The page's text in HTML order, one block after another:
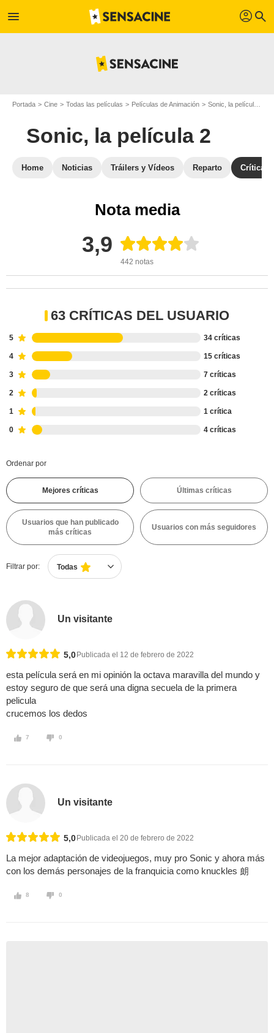
menu profil search
Portada Cine Todas las películas Películas de Animación Sonic, la película 2
Sonic, la película 2
Home Noticias Tráilers y Vídeos Reparto Críticas
Nota media
3,9
442 notas
63 CRÍTICAS DEL USUARIO
5 34 críticas
4 15 críticas
3 7 críticas
2 2 críticas
1 1 crítica
0 4 críticas
Ordenar por
Mejores críticas Últimas críticas
Usuarios que han publicado
más críticas
Usuarios con más seguidores
Filtrar por: Todas
Un visitante
5,0 Publicada el 12 de febrero de 2022
esta película será en mi opinión la octava maravilla del mundo y
estoy seguro de que será una digna secuela de la primera
pelicula
crucemos los dedos
7 0
Un visitante
5,0 Publicada el 20 de febrero de 2022
La mejor adaptación de videojuegos, muy pro Sonic y ahora más
con los demás personajes de la franquicia como knuckles 朗
8 0